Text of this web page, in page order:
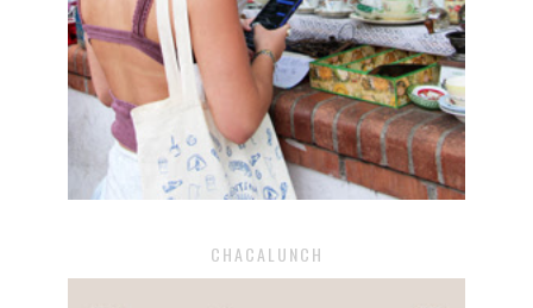
CHACALUNCH